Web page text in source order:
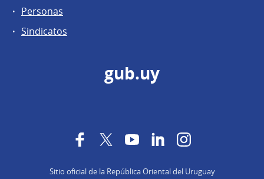
Personas
Sindicatos
gub.uy
FacebookTwitterYouTubeLinkedInInstagram
Sitio oficial de la República Oriental del Uruguay